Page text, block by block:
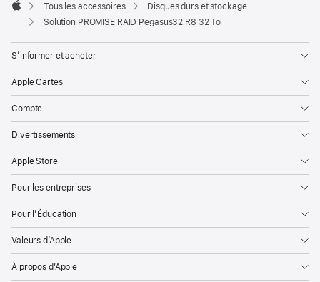
Apple
Tous les accessoires
Disques durs et stockage
Solution PROMISE RAID Pegasus32 R8 32 To
S’informer et acheter
Apple Cartes
Compte
Divertissements
Apple Store
Pour les entreprises
Pour l’Éducation
Valeurs d’Apple
À propos d’Apple